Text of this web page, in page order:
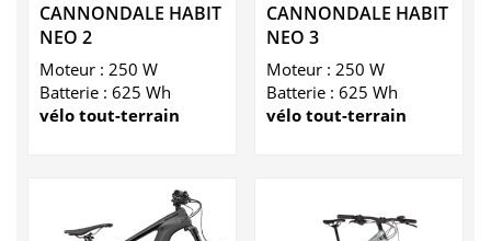
CANNONDALE HABIT
NEO 2
Moteur : 250 W
Batterie : 625 Wh
vélo tout-terrain
CANNONDALE HABIT
NEO 3
Moteur : 250 W
Batterie : 625 Wh
vélo tout-terrain